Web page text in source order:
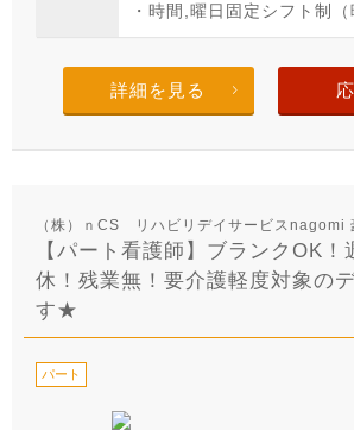
・時間,曜日固定シフト制（
詳細を見る
（株）ｎCS リハビリデイサービスnagomi
【パート看護師】ブランクOK！
休！残業無！要介護軽度対象の
す★
パート